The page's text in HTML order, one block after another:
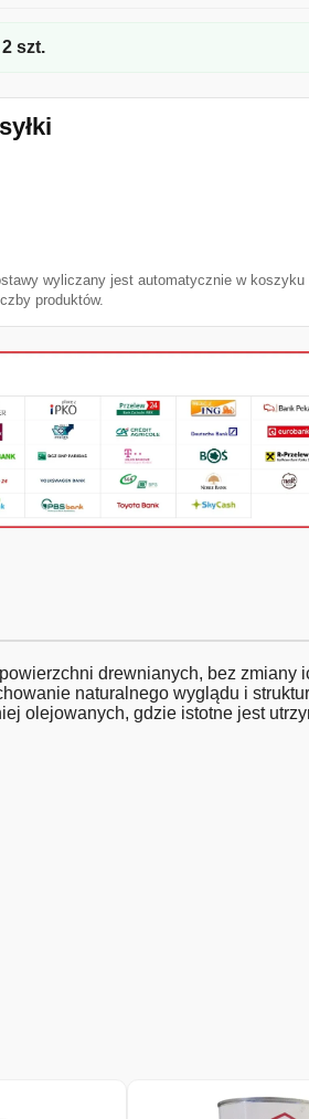
2 szt.
wyliczany jest automatycznie w koszyku
produktów.
drewnianych, bez zmiany
naturalnego wyglądu i
olejowanych, gdzie istotne jest